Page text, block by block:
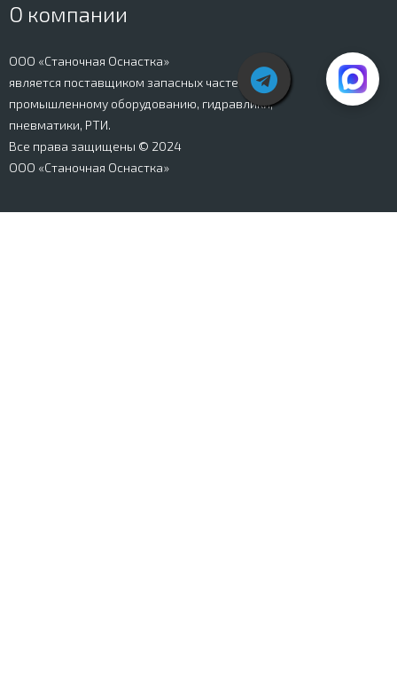
О компании
ООО «Станочная Оснастка»
является поставщиком запасных частей к
промышленному оборудованию, гидравлики,
пневматики, РТИ.
Все права защищены © 2024
ООО «Станочная Оснастка»